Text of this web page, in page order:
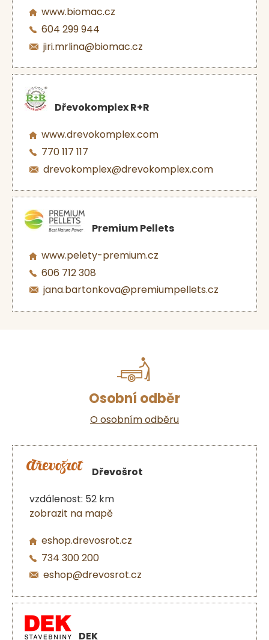
www.biomac.cz
604 299 944
jiri.mrlina@biomac.cz
Dřevokomplex R+R
www.drevokomplex.com
770 117 117
drevokomplex@drevokomplex.com
Premium Pellets
www.pelety-premium.cz
606 712 308
jana.bartonkova@premiumpellets.cz
Osobní odběr
O osobním odběru
Dřevošrot
vzdálenost: 52 km
zobrazit na mapě
eshop.drevosrot.cz
734 300 200
eshop@drevosrot.cz
DEK